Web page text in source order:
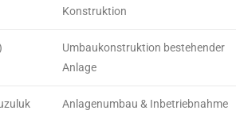
Konstruktion
Umbaukonstruktion bestehender
Anlage
Anlagenumbau & Inbetriebnahme